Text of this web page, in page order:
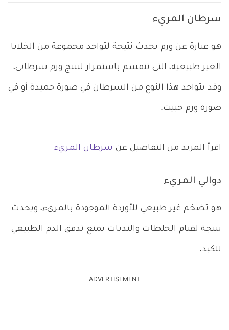
سرطان المريء
هو عبارة عن ورم يحدث نتيجة لتواجد مجموعة من الخلايا
الغير طبيعية، التي تنقسم باستمرار لتنتج ورم سرطاني،
وقد يتواجد هذا النوع من السرطان في صورة حميدة أو في
صورة ورم خبيث.
اقرأ المزيد من التفاصيل عن سرطان المريء
دوالي المريء
هو تضخم غير طبيعي للأوردة الموجودة بالمريء، ويحدث
نتيجة لقيام الجلطات والندبات بمنع تدفق الدم الطبيعي
للكبد.
ADVERTISEMENT